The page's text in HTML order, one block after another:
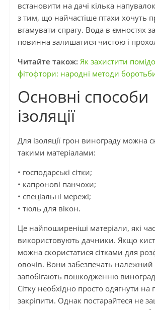
встановити на дачі кілька
з тим, що найчастіше птахи хочуть
вгамувати спрагу. Вода в ємностях
повинна залишатися чистою і
Читайте також: Як захистити
фітофтори: народні методи
Основні способи
ізоляції
Для ізоляції грон винограду можна
такими матеріалами:
• господарські сітки;
• капронові панчохи;
• спеціальні мережі;
• тюль для вікон.
Це найпоширеніші матеріали, які
використовують дачники. Якщо
можна скористатися сітками для
овочів. Вони забезпечать належний
запобігають пошкодженню
Сітку необхідно просто одягнути на
закріпити. Однак постарайтеся не